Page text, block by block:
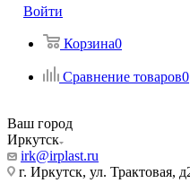
Войти
Корзина0
Сравнение товаров0
Ваш город
Иркутск
irk@irplast.ru
г. Иркутск, ул. Трактовая,